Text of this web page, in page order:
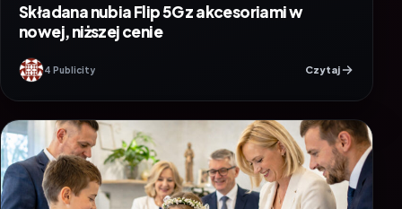
Składana nubia Flip 5G z akcesoriami w
nowej, niższej cenie
4 Publicity Czytaj